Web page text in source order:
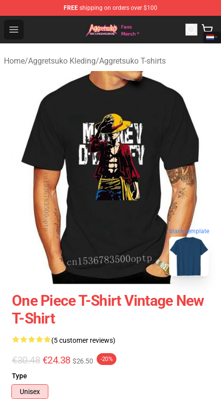
FREE shipping on orders over $100
Open menu
Aggretsuko Store - Official Aggretsuko Merchandise
Home/Aggretsuko Kleding/Aggretsuko T-shirts
blank template
One Piece T-Shirt Vintage New
T-Shirt
(5 customer reviews)
€30.48 €24.38 $26.50 -20%
Type
Unisex